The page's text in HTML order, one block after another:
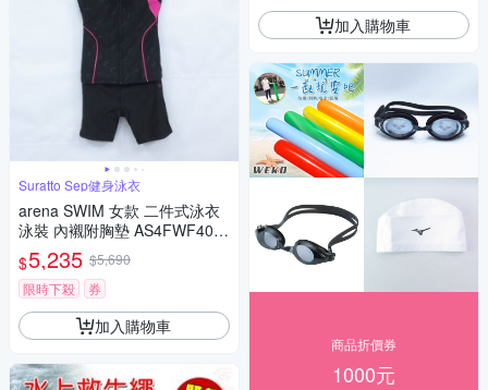
Suratto Sep健身泳衣
arena SWIM 女款 二件式泳衣
泳裝 內襯附胸墊 AS4FWF40W
T-2色
$5,235 $5,690
限時下殺
券
加入購物車
加入購物車
商品折價券
1000元